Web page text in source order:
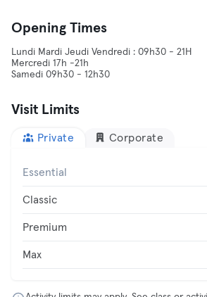
Opening Times
Lundi Mardi Jeudi Vendredi : 09h30 - 21H
Mercredi 17h -21h
Samedi 09h30 - 12h30
Visit Limits
Private Corporate
Essential
Classic
Premium
Max